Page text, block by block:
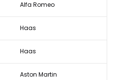
Alfa Romeo
Haas
Haas
Aston Martin